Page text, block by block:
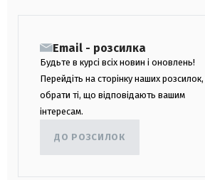
Email - розсилка
Будьте в курсі всіх новин і оновлень!
Перейдіть на сторінку наших
обрати ті, що відповідають вашим
інтересам.
ДО РОЗСИЛОК